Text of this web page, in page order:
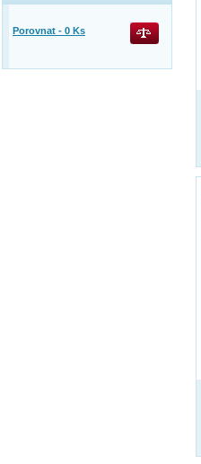
Porovnat - 0 Ks